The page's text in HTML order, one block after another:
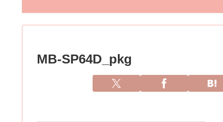
MB-SP64D_pkg